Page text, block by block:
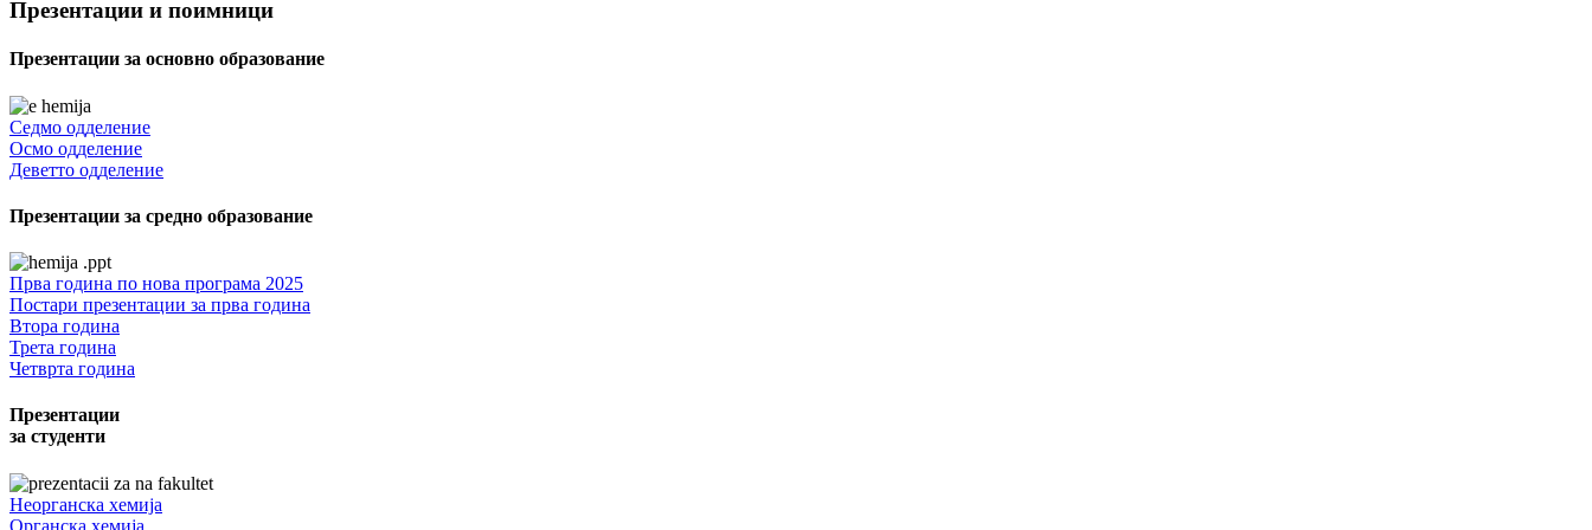
Презентации и поимници
Презентации за основно образование
Седмо одделение
Осмо одделение
Деветто одделение
Презентации за средно образование
Прва година по нова програма 2025
Постари презентации за прва година
Втора година
Трета година
Четврта година
Презентации
за студенти
Неорганска хемија
Органска хемија